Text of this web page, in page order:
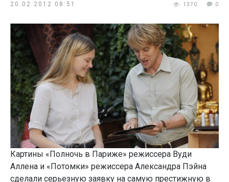
20.02.2012 08:51 1370 0
Картины «Полночь в Париже» режиссера Вуди
Аллена и «Потомки» режиссера Александра Пэйна
сделали серьезную заявку на самую престижную в